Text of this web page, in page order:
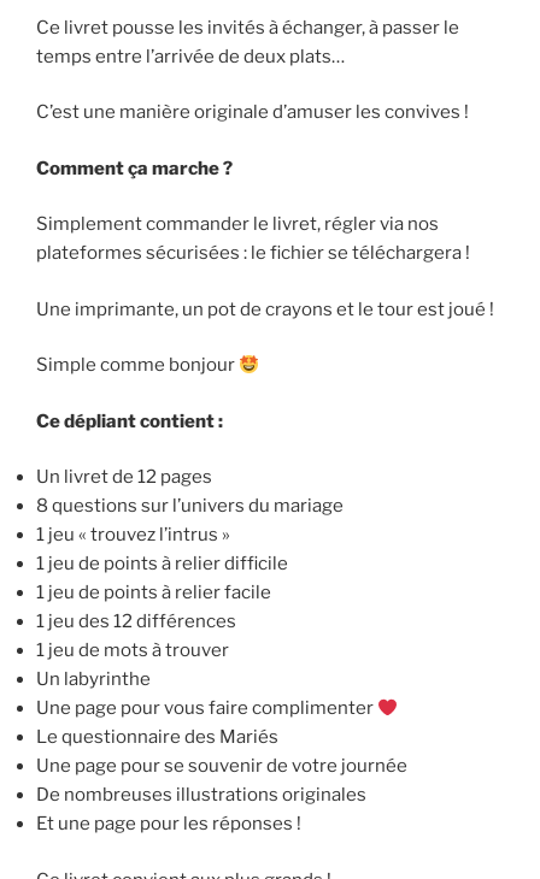
Ce livret pousse les invités à échanger, à passer le
temps entre l’arrivée de deux plats…
C’est une manière originale d’amuser les convives !
Comment ça marche ?
Simplement commander le livret, régler via nos
plateformes sécurisées : le fichier se téléchargera !
Une imprimante, un pot de crayons et le tour est joué !
Simple comme bonjour
Ce dépliant contient :
Un livret de 12 pages
8 questions sur l’univers du mariage
1 jeu « trouvez l’intrus »
1 jeu de points à relier difficile
1 jeu de points à relier facile
1 jeu des 12 différences
1 jeu de mots à trouver
Un labyrinthe
Une page pour vous faire complimenter
Le questionnaire des Mariés
Une page pour se souvenir de votre journée
De nombreuses illustrations originales
Et une page pour les réponses !